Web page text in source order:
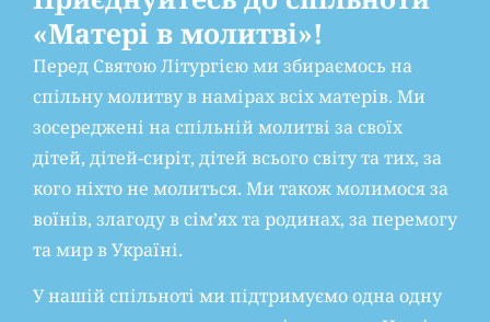
«Матері в молитві»!
Перед Святою Літургією ми збираємось на
спільну молитву в намірах всіх матерів. Ми
зосереджені на спільній молитві за своїх
дітей, дітей-сиріт, дітей всього світу та тих, за
кого ніхто не молиться. Ми також молимося за
воїнів, злагоду в сім’ях та родинах, за перемогу
та мир в Україні.
У нашій спільноті ми підтримуємо одна одну